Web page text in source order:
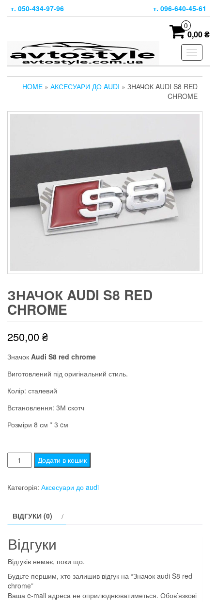
т. 050-434-97-96 т. 096-640-45-61
0
0,00 ₴
Toggle
HOME » АКСЕСУАРИ ДО AUDI » ЗНАЧОК AUDI S8 RED
CHROME
ЗНАЧОК AUDI S8 RED
CHROME
250,00₴
Значок Audi S8 red chrome
Виготовлений під оригінальний стиль.
Колір: сталевий
Встановлення: 3М скотч
Розміри 8 см * 3 cм
Значок
audi
кількість
Додати в кошик
Категорія: Аксесуари до audi
ВІДГУКИ (0)
Відгуки
Відгуків немає, поки що.
Будьте першим, хто залишив відгук на “Значок audi S8 red
chrome”
Ваша e-mail адреса не оприлюднюватиметься. Обов’язкові